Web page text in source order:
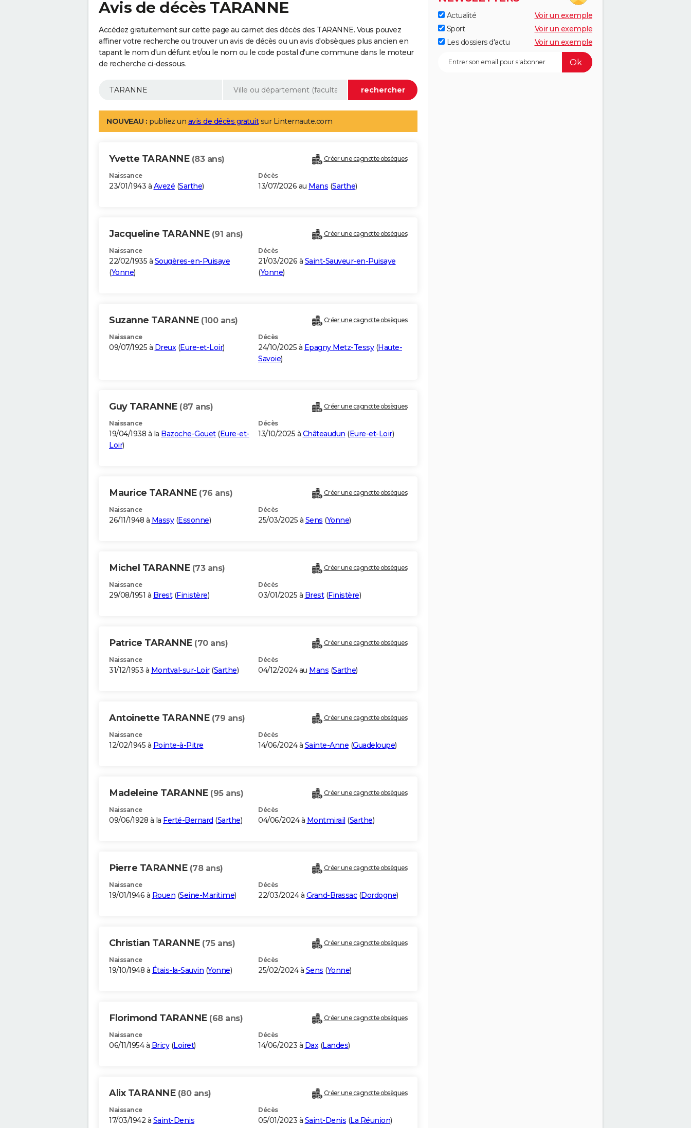
Avis de décès TARANNE
Accédez gratuitement sur cette page au carnet des décès des TARANNE. Vous pouvez
affiner votre recherche ou trouver un avis de décès ou un avis d'obsèques plus ancien en
tapant le nom d'un défunt et/ou le nom ou le code postal d'une commune dans le moteur
de recherche ci-dessous.
NOUVEAU : publiez un avis de décès gratuitsur Linternaute.com
Yvette TARANNE (83 ans) Créer une cagnotte obsèques
Naissance
23/01/1943 à Avezé (Sarthe)
Décès
13/07/2026 au Mans (Sarthe)
Jacqueline TARANNE (91 ans) Créer une cagnotte obsèques
Naissance
22/02/1935 à Sougères-en-Puisaye
(Yonne)
Décès
21/03/2026 à Saint-Sauveur-en-Puisaye
(Yonne)
Suzanne TARANNE (100 ans) Créer une cagnotte obsèques
Naissance
09/07/1925 à Dreux(Eure-et-Loir)
Décès
24/10/2025 à Epagny Metz-Tessy(Haute-
Savoie)
Guy TARANNE (87 ans) Créer une cagnotte obsèques
Naissance
19/04/1938 à la Bazoche-Gouet(Eure-et-
Loir)
Décès
13/10/2025 à Châteaudun (Eure-et-Loir)
Maurice TARANNE (76 ans) Créer une cagnotte obsèques
Naissance
26/11/1948 à Massy(Essonne)
Décès
25/03/2025 à Sens (Yonne)
Michel TARANNE (73 ans) Créer une cagnotte obsèques
Naissance
29/08/1951 à Brest(Finistère)
Décès
03/01/2025 à Brest(Finistère)
Patrice TARANNE (70 ans) Créer une cagnotte obsèques
Naissance
31/12/1953 à Montval-sur-Loir(Sarthe)
Décès
04/12/2024 au Mans (Sarthe)
Antoinette TARANNE (79 ans) Créer une cagnotte obsèques
Naissance
12/02/1945 à Pointe-à-Pitre
Décès
14/06/2024 à Sainte-Anne (Guadeloupe)
Madeleine TARANNE (95 ans) Créer une cagnotte obsèques
Naissance
09/06/1928 à la Ferté-Bernard (Sarthe)
Décès
04/06/2024 à Montmirail (Sarthe)
Pierre TARANNE (78 ans) Créer une cagnotte obsèques
Naissance
19/01/1946 à Rouen (Seine-Maritime)
Décès
22/03/2024 à Grand-Brassac(Dordogne)
Christian TARANNE (75 ans) Créer une cagnotte obsèques
Naissance
19/10/1948 à Étais-la-Sauvin (Yonne)
Décès
25/02/2024 à Sens (Yonne)
Florimond TARANNE (68 ans) Créer une cagnotte obsèques
Naissance
06/11/1954 à Bricy(Loiret)
Décès
14/06/2023 à Dax(Landes)
Alix TARANNE (80 ans) Créer une cagnotte obsèques
Naissance
17/03/1942 à Saint-Denis
Décès
05/01/2023 à Saint-Denis (La Réunion)
Actualité
Voir un exemple
Sport
Voir un exemple
Les dossiers d'actu
Voir un exemple